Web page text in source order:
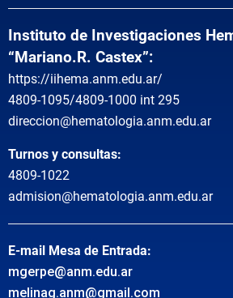
Instituto de Investigaciones
“Mariano.R. Castex”:
https://iihema.anm.edu.ar/
4809-1095/4809-1000 int 295
direccion@hematologia.anm.edu.ar
Turnos y consultas:
4809-1022
admision@hematologia.anm.edu.ar
E-mail Mesa de Entrada:
mgerpe@anm.edu.ar
melinag.anm@gmail.com